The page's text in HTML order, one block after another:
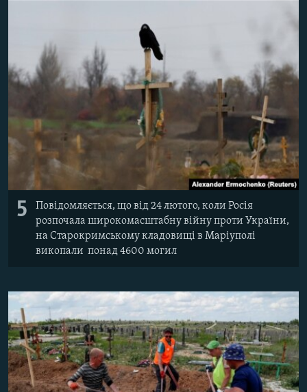
5
Повідомляється, що від 24 лютого, коли Росія
розпочала широкомасштабну війну проти України,
на Старокримському кладовищі в Маріуполі
викопали понад 4600 могил